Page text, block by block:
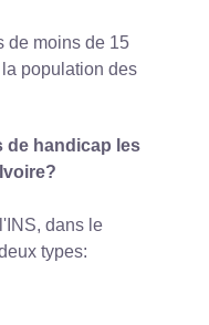
de moins de 15
population des
de handicap les
dans le
types: